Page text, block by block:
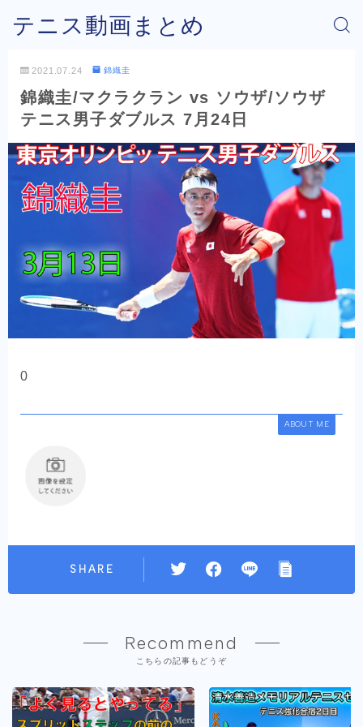
テニス動画まとめ
2021.07.24 錦織圭
錦織圭/マクラクラン vs ソウザ/ソウザ
テニス男子ダブルス 7月24日
0
ABOUT ME
SHARE
Recommend
こちらの記事もどうぞ